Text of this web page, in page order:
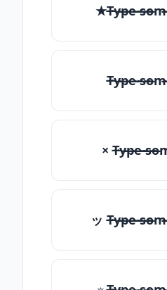
★T̶̴y̶̴p̶̴e̶̴
T̶̴y̶̴p̶̴e̶̴
× T̶̴y̶̴p̶̴e̶̴
ッ T̶̴y̶̴p̶̴e̶̴